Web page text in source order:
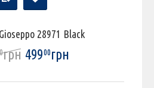
28971 Black
грн 49900грн